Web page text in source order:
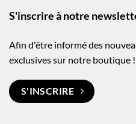
S'inscrire à notre
Afin d'être informé des
exclusives sur notre boutique !
S'INSCRIRE